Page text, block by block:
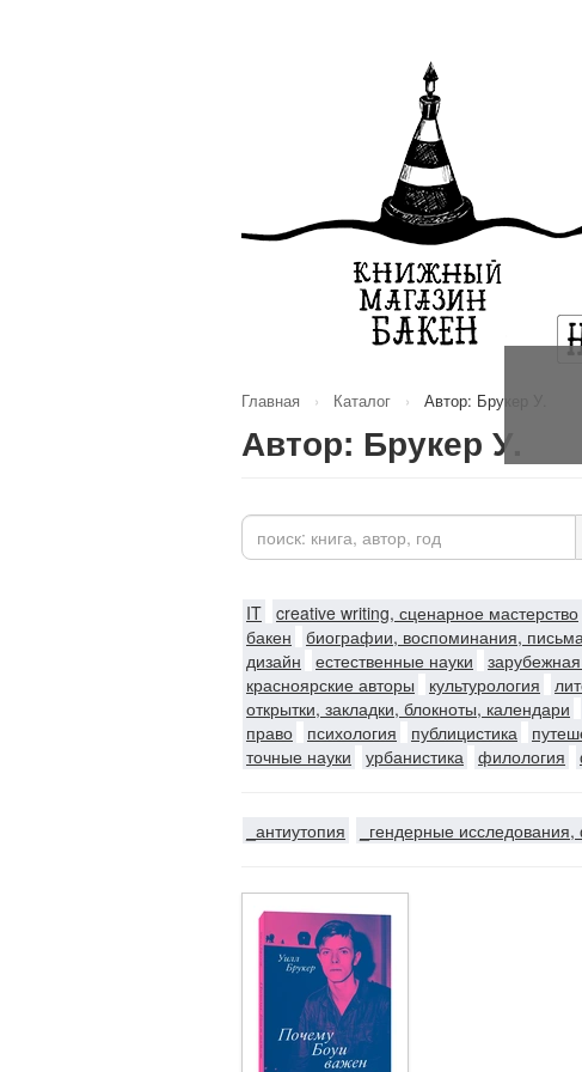
Главная › Каталог › Автор: Брукер У.
Автор: Брукер У.
IT creative writing, сценарное мастерство
бакен
биографии, воспоминания,
дизайн
естественные науки
красноярские авторы
культурология
открытки, закладки, блокноты, календари
право
психология публицистика
точные науки
урбанистика филология
_антиутопия _гендерные